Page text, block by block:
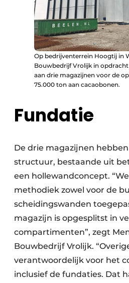
Op bedrijventerrein Hoogtij in
Bouwbedrijf Vrolijk in
aan drie magazijnen voor de
75.000 ton aan cacaobonen.
Fundatie
De drie magazijnen
structuur, bestaande uit
een hollewandconcept.
methodiek zowel voor de
scheidingswanden
magazijn is opgesplitst in
compartimenten”, zegt
Bouwbedrijf Vrolijk.
verantwoordelijk voor het
inclusief de fundaties. Dat